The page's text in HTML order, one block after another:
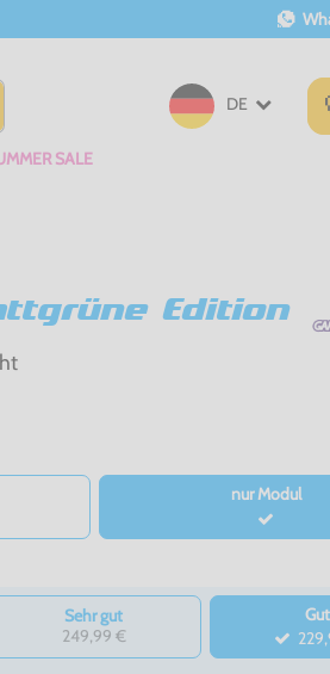
DE
SALE
Edition
nur Modul
Sehr gut
249,99 €
Gut